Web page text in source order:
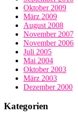
Oktober 2009
März 2009
August 2008
November 2007
November 2006
Juli 2005
Mai 2004
Oktober 2003
März 2003
Dezember 2000
Kategorien